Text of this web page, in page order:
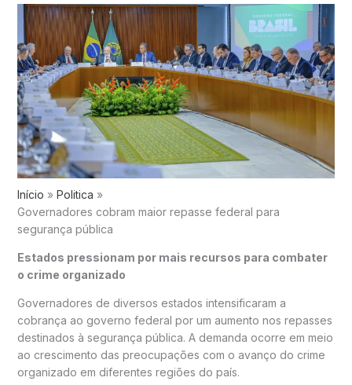
Início
Politica
Governadores cobram maior repasse federal para
segurança pública
Estados pressionam por mais recursos para combater
o crime organizado
Governadores de diversos estados intensificaram a
cobrança ao governo federal por um aumento nos repasses
destinados à segurança pública. A demanda ocorre em meio
ao crescimento das preocupações com o avanço do crime
organizado em diferentes regiões do país.